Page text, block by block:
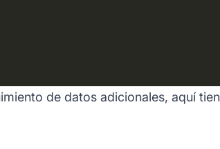
de datos adicionales, aquí